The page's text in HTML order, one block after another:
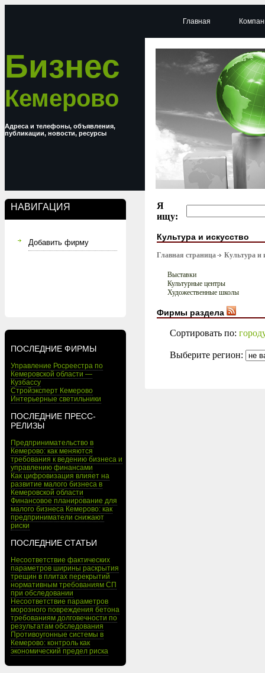
Бизнес
Кемерово
Адреса и телефоны, объявления,
публикации, новости, ресурсы
НАВИГАЦИЯ
Добавить фирму
ПОСЛЕДНИЕ ФИРМЫ
Управление Росреестра по
Кемеровской области —
Кузбассу
Стройэксперт Кемерово
Интерьерные светильники
ПОСЛЕДНИЕ ПРЕСС-
РЕЛИЗЫ
Предпринимательство в
Кемерово: как меняются
требования к ведению бизнеса и
управлению финансами
Как цифровизация влияет на
развитие малого бизнеса в
Кемеровской области
Финансовое планирование для
малого бизнеса Кемерово: как
предприниматели снижают
риски
ПОСЛЕДНИЕ СТАТЬИ
Несоответствие фактических
параметров ширины раскрытия
трещин в плитах перекрытий
нормативным требованиям СП
при обследовании
Несоответствие параметров
морозного повреждения бетона
требованиям долговечности по
результатам обследования
Противоугонные системы в
Кемерово: контроль как
экономический предел риска
Главная
Я
ищу:
Культура и искусство
Главная страница Культура и
Выставки
Культурные центры
Художественные школы
Фирмы раздела
Сортировать по:
Выберите регион: